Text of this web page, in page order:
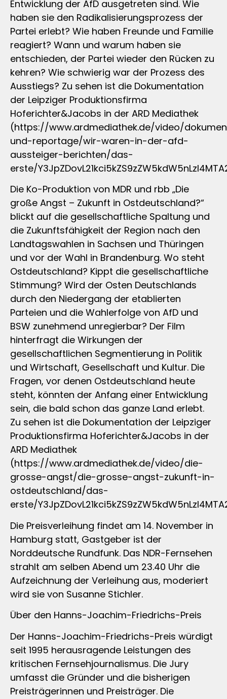
Entwicklung der AfD ausgetreten sind. Wie
haben sie den Radikalisierungsprozess der
Partei erlebt? Wie haben Freunde und Familie
reagiert? Wann und warum haben sie
entschieden, der Partei wieder den Rücken zu
kehren? Wie schwierig war der Prozess des
Ausstiegs? Zu sehen ist die Dokumentation
der Leipziger Produktionsfirma
Hoferichter&Jacobs in der ARD Mediathek
(https://www.ardmediathek.de/video/
und-reportage/wir-waren-in-der-afd-
aussteiger-berichten/das-
erste/
Die Ko-Produktion von MDR und rbb „Die
große Angst – Zukunft in Ostdeutschland?“
blickt auf die gesellschaftliche Spaltung und
die Zukunftsfähigkeit der Region nach den
Landtagswahlen in Sachsen und Thüringen
und vor der Wahl in Brandenburg. Wo steht
Ostdeutschland? Kippt die gesellschaftliche
Stimmung? Wird der Osten Deutschlands
durch den Niedergang der etablierten
Parteien und die Wahlerfolge von AfD und
BSW zunehmend unregierbar? Der Film
hinterfragt die Wirkungen der
gesellschaftlichen Segmentierung in Politik
und Wirtschaft, Gesellschaft und Kultur. Die
Fragen, vor denen Ostdeutschland heute
steht, könnten der Anfang einer Entwicklung
sein, die bald schon das ganze Land erlebt.
Zu sehen ist die Dokumentation der Leipziger
Produktionsfirma Hoferichter&Jacobs in der
ARD Mediathek
(https://www.ardmediathek.de/video/die-
grosse-angst/die-grosse-angst-zukunft-in-
ostdeutschland/das-
erste/
Die Preisverleihung findet am 14. November in
Hamburg statt, Gastgeber ist der
Norddeutsche Rundfunk. Das NDR-Fernsehen
strahlt am selben Abend um 23.40 Uhr die
Aufzeichnung der Verleihung aus, moderiert
wird sie von Susanne Stichler.
Über den Hanns-Joachim-Friedrichs-Preis
Der Hanns-Joachim-Friedrichs-Preis würdigt
seit 1995 herausragende Leistungen des
kritischen Fernsehjournalismus. Die Jury
umfasst die Gründer und die bisherigen
Preisträgerinnen und Preisträger. Die